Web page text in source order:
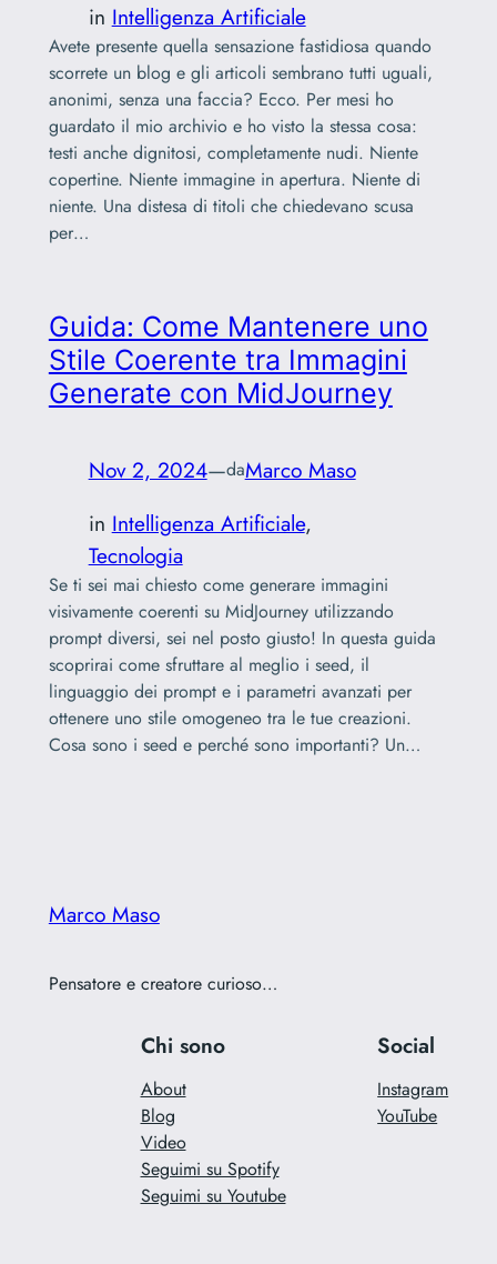
in Intelligenza Artificiale
Avete presente quella sensazione fastidiosa quando
scorrete un blog e gli articoli sembrano tutti uguali,
anonimi, senza una faccia? Ecco. Per mesi ho
guardato il mio archivio e ho visto la stessa cosa:
testi anche dignitosi, completamente nudi. Niente
copertine. Niente immagine in apertura. Niente di
niente. Una distesa di titoli che chiedevano scusa
per…
Guida: Come Mantenere uno
Stile Coerente tra Immagini
Generate con MidJourney
Nov 2, 2024—daMarco Maso
in Intelligenza Artificiale
Tecnologia
Se ti sei mai chiesto come generare immagini
visivamente coerenti su MidJourney utilizzando
prompt diversi, sei nel posto giusto! In questa guida
scoprirai come sfruttare al meglio i seed, il
linguaggio dei prompt e i parametri avanzati per
ottenere uno stile omogeneo tra le tue creazioni.
Cosa sono i seed e perché sono importanti? Un…
Marco Maso
Pensatore e creatore curioso…
Chi sono
About
Blog
Video
Seguimi su Spotify
Seguimi su Youtube
Social
Instagram
YouTube